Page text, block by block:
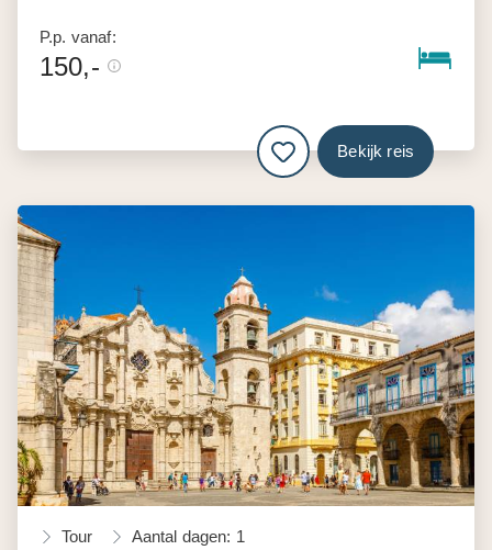
P.p. vanaf:
150,-
Bekijk reis
Tour Aantal dagen: 1